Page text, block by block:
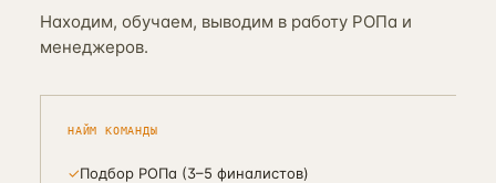
Находим, обучаем, выводим в работу РОПа и
менеджеров.
НАЙМ КОМАНДЫ
✓Подбор РОПа (3–5 финалистов)